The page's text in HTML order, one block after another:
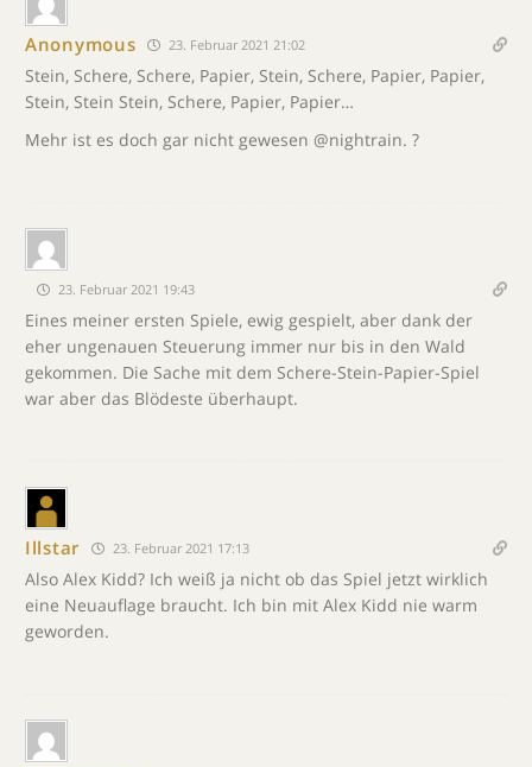
Anonymous 23. Februar 2021 21:02
Stein, Schere, Schere, Papier, Stein, Schere, Papier, Papier,
Stein, Stein Stein, Schere, Papier, Papier…
Mehr ist es doch gar nicht gewesen @nightrain. ?
23. Februar 2021 19:43
Eines meiner ersten Spiele, ewig gespielt, aber dank der
eher ungenauen Steuerung immer nur bis in den Wald
gekommen. Die Sache mit dem Schere-Stein-Papier-Spiel
war aber das Blödeste überhaupt.
Illstar 23. Februar 2021 17:13
Also Alex Kidd? Ich weiß ja nicht ob das Spiel jetzt wirklich
eine Neuauflage braucht. Ich bin mit Alex Kidd nie warm
geworden.